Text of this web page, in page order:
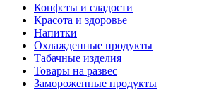
Конфеты и сладости
Красота и здоровье
Напитки
Охлажденные продукты
Табачные изделия
Товары на развес
Замороженные продукты